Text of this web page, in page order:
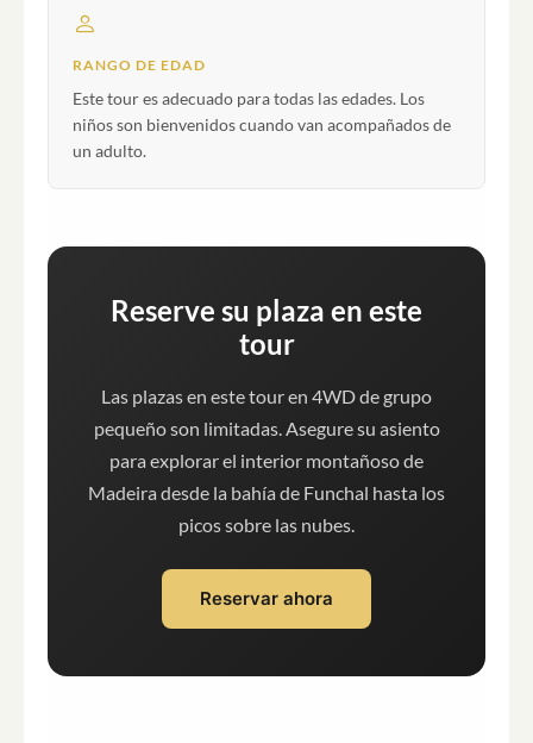
RANGO DE EDAD
Este tour es adecuado para todas las edades. Los
niños son bienvenidos cuando van acompañados de
un adulto.
Reserve su plaza en este
tour
Las plazas en este tour en 4WD de grupo
pequeño son limitadas. Asegure su asiento
para explorar el interior montañoso de
Madeira desde la bahía de Funchal hasta los
picos sobre las nubes.
Reservar ahora